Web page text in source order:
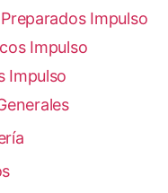
Impulso
Impulso
Impulso